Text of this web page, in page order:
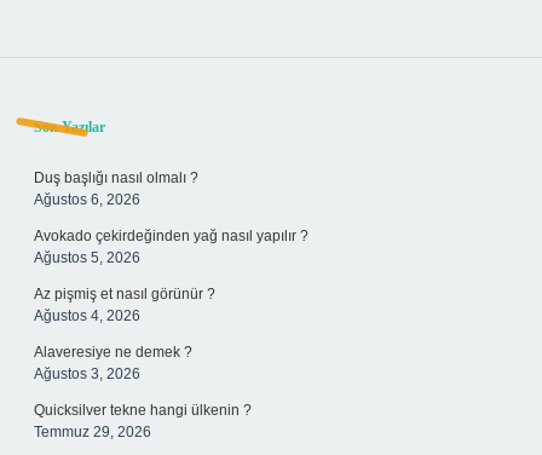
Sidebar
Son Yazılar
Duş başlığı nasıl olmalı ?
Ağustos 6, 2026
Avokado çekirdeğinden yağ nasıl yapılır ?
Ağustos 5, 2026
Az pişmiş et nasıl görünür ?
Ağustos 4, 2026
Alaveresiye ne demek ?
Ağustos 3, 2026
Quicksilver tekne hangi ülkenin ?
Temmuz 29, 2026